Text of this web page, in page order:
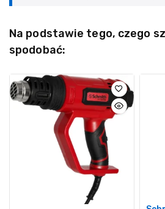
Na podstawie tego, czego
spodobać: